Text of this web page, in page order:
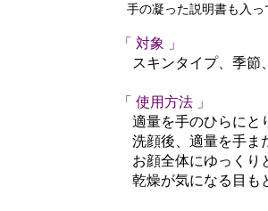
手の凝った説明書も入って
「 対象 」
スキンタイプ、季節、
「 使用方法 」
適量を手のひらにとり
洗顔後、適量を手また
お顔全体にゆっくりと
乾燥が気になる目もと